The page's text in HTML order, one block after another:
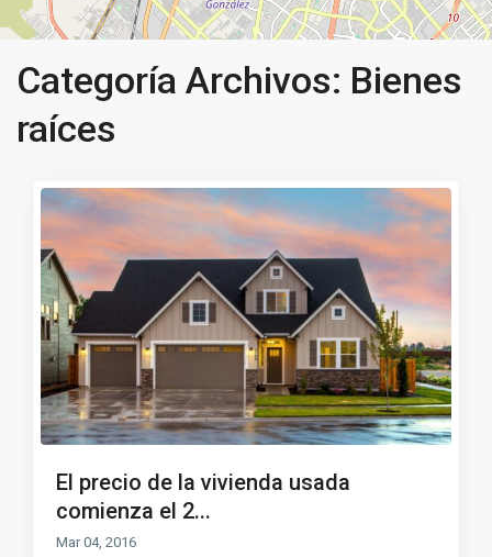
Categoría Archivos: Bienes
raíces
El precio de la vivienda usada
comienza el 2...
Mar 04, 2016